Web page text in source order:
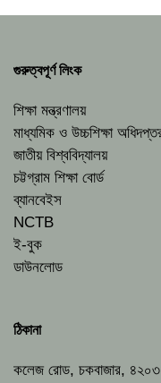
গুরুত্বপূর্ণ লিংক
শিক্ষা মন্ত্রণালয়
মাধ্যমিক ও উচ্চশিক্ষা
জাতীয় বিশ্ববিদ্যালয়
চট্টগ্রাম শিক্ষা বোর্ড
ব্যানবেইস
NCTB
ই-বুক
ডাউনলোড
ঠিকানা
কলেজ রোড, চকবাজার, ৪২০৩